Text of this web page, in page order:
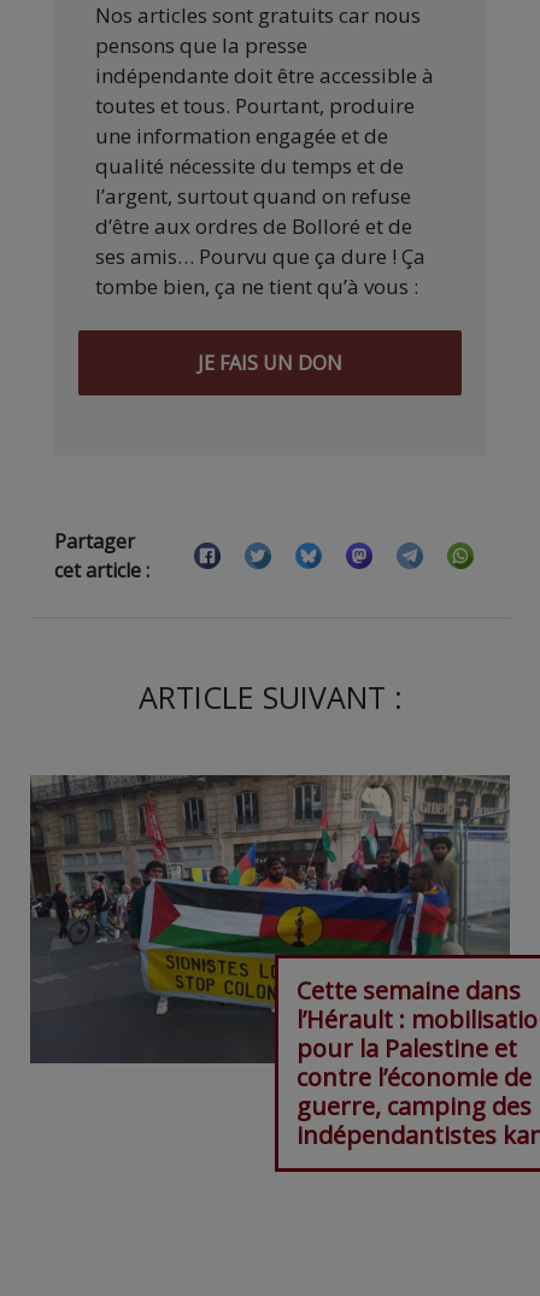
Nos articles sont gratuits car nous
pensons que la presse
indépendante doit être accessible à
toutes et tous. Pourtant, produire
une information engagée et de
qualité nécessite du temps et de
l’argent, surtout quand on refuse
d’être aux ordres de Bolloré et de
ses amis… Pourvu que ça dure ! Ça
tombe bien, ça ne tient qu’à vous :
JE FAIS UN DON
Partager
cet article :
ARTICLE SUIVANT :
Cette semaine dans
l’Hérault :
pour la Palestine et
contre l’économie de
guerre, camping des
indépendantistes